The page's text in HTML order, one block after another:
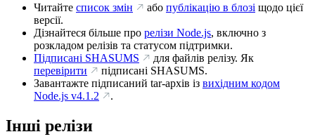
Читайте список змін або публікацію в блозі щодо цієї
версії.
Дізнайтеся більше про релізи Node.js, включно з
розкладом релізів та статусом підтримки.
Підписані SHASUMS
для файлів релізу. Як
перевірити
підписані SHASUMS.
Завантажте підписаний tar-архів із вихідним кодом
Node.js v4.1.2 .
Інші релізи